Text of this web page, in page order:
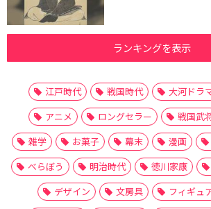
ランキングを表示
江戸時代 戦国時代 大河ドラ
アニメ
ロングセラー 戦国武
雑学
お菓子 幕末 漫画
べらぼう
明治時代 徳川家康
デザイン
文房具 フィギュ